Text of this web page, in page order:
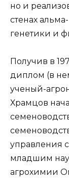
но и
стенах
генетики и
Получив в
диплом (в
ученый-
Храмцов
управления
младшим
агрохимии